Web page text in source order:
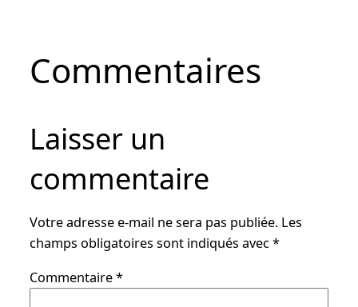
Commentaires
Laisser un
commentaire
Votre adresse e-mail ne sera pas publiée. Les
champs obligatoires sont indiqués avec*
Commentaire*